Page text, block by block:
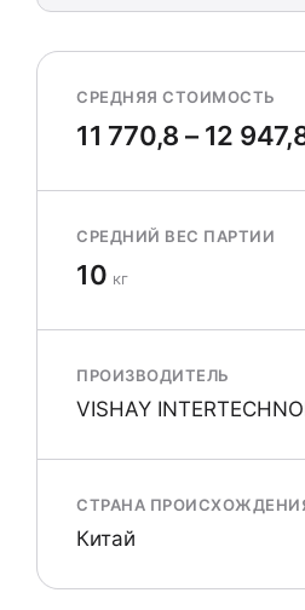
СРЕДНЯЯ СТОИМОСТЬ
11 770,8 – 12
СРЕДНИЙ ВЕС ПАРТИИ
10 кг
ПРОИЗВОДИТЕЛЬ
VISHAY
СТРАНА
Китай